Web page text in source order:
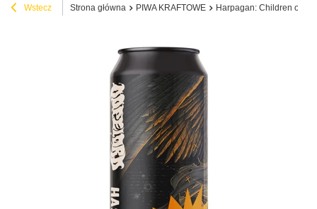
Wstecz Strona główna PIWA KRAFTOWE Harpagan: Children of